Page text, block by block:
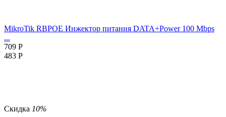
MikroTik RBPOE Инжектор питания DATA+Power 100 Mbps
...
709 Р
483 Р
Скидка 10%